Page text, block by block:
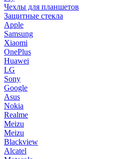
Чехлы для планшетов
Защитные стекла
Apple
Samsung
Xiaomi
OnePlus
Huawei
LG
Sony
Google
Asus
Nokia
Realme
Meizu
Meizu
Blackview
Alcatel